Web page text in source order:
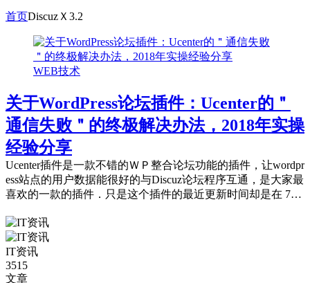
首页DiscuzＸ3.2
WEB技术
关于WordPress论坛插件：Ucenter的＂
通信失败＂的终极解决办法，2018年实操
经验分享
Ucenter插件是一款不错的ＷＰ整合论坛功能的插件，让wordpr
ess站点的用户数据能很好的与Discuz论坛程序互通，是大家最
喜欢的一款的插件．只是这个插件的最近更新时间却是在 7年
IT资讯
3515
文章